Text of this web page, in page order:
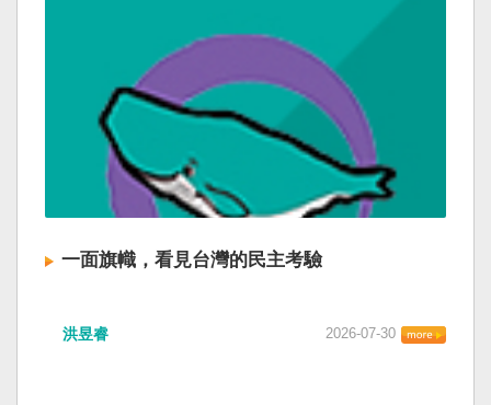
一面旗幟，看見台灣的民主考驗
洪昱睿 2026-07-30